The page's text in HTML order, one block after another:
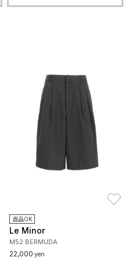
返品OK
Le Minor
M52 BERMUDA
22,000 yen